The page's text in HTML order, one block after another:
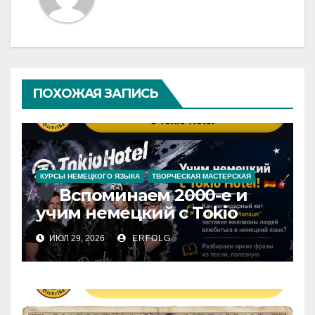
ПОХОЖАЯ ЗАПИСЬ
КУРСЫ НЕМЕЦКОГО ЯЗЫКА ТВОРЧЕСКАЯ МАСТЕРСКАЯ
Вспоминаем 2000-е и
учим немецкий с Tokio
Hotel!
ИЮЛ 29, 2026 ERFOLG